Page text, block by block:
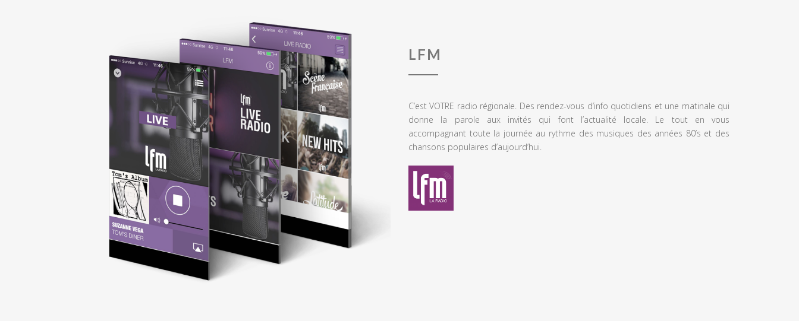
LFM
C’est VOTRE radio régionale. Des rendez-vous d’info quotidiens et une matinale qui
donne la parole aux invités qui font l’actualité locale. Le tout en vous
accompagnant toute la journée au rythme des musiques des années 80’s et des
chansons populaires d’aujourd’hui.